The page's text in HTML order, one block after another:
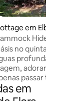
de 4,83 em
em
no quintal
profundas.
adorar
passar
refúgio
em